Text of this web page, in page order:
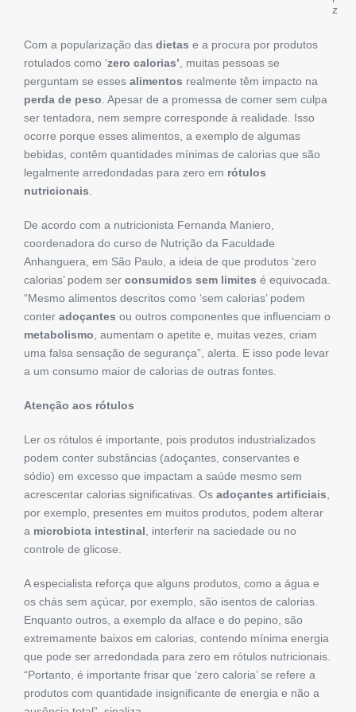
z
Com a popularização das dietas e a procura por produtos
rotulados como ‘zero calorias’, muitas pessoas se
perguntam se esses alimentos realmente têm impacto na
perda de peso. Apesar de a promessa de comer sem culpa
ser tentadora, nem sempre corresponde à realidade. Isso
ocorre porque esses alimentos, a exemplo de algumas
bebidas, contêm quantidades mínimas de calorias que são
legalmente arredondadas para zero em rótulos
nutricionais.
De acordo com a nutricionista Fernanda Maniero,
coordenadora do curso de Nutrição da Faculdade
Anhanguera, em São Paulo, a ideia de que produtos ‘zero
calorias’ podem ser consumidos sem limites é equivocada.
“Mesmo alimentos descritos como ‘sem calorias’ podem
conter adoçantes ou outros componentes que influenciam o
metabolismo, aumentam o apetite e, muitas vezes, criam
uma falsa sensação de segurança”, alerta. E isso pode levar
a um consumo maior de calorias de outras fontes.
Atenção aos rótulos
Ler os rótulos é importante, pois produtos industrializados
podem conter substâncias (adoçantes, conservantes e
sódio) em excesso que impactam a saúde mesmo sem
acrescentar calorias significativas. Os adoçantes artificiais,
por exemplo, presentes em muitos produtos, podem alterar
a microbiota intestinal, interferir na saciedade ou no
controle de glicose.
A especialista reforça que alguns produtos, como a água e
os chás sem açúcar, por exemplo, são isentos de calorias.
Enquanto outros, a exemplo da alface e do pepino, são
extremamente baixos em calorias, contendo mínima energia
que pode ser arredondada para zero em rótulos nutricionais.
“Portanto, é importante frisar que ‘zero caloria’ se refere a
produtos com quantidade insignificante de energia e não a